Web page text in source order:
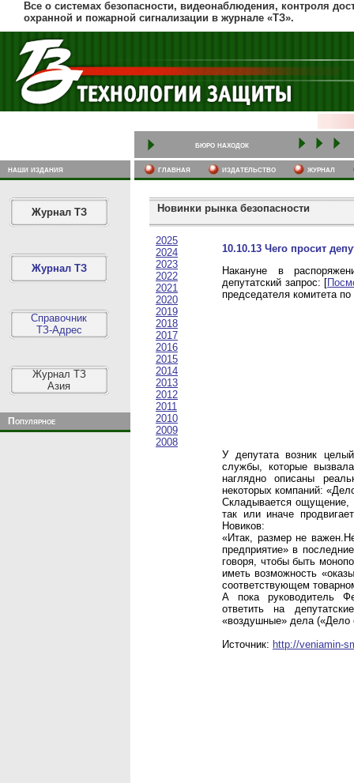
Все о системах безопасности, видеонаблюдения, контроля
охранной и пожарной сигнализации в журнале «ТЗ».
бюро находок
наши издания главная издательство журнал
Журнал ТЗ
Журнал ТЗ
Справочник
ТЗ-Адрес
Журнал ТЗ
Азия
Популярное
Новинки рынка безопасности
2025
2024
2023
2022
2021
2020
2019
2018
2017
2016
2015
2014
2013
2012
2011
2010
2009
2008
10.10.13 Чего просит
Накануне в
депутатский запрос: [
председателя комитета
У депутата возник
службы, которые
наглядно описаны
некоторых компаний:
Складывается ощущение,
так или иначе
Новиков:
«Итак, размер не
предприятие» в
говоря, чтобы быть
иметь возможность
соответствующем
А пока руководитель
ответить на
«воздушные» дела («Дело
Источник: http://veniamin-